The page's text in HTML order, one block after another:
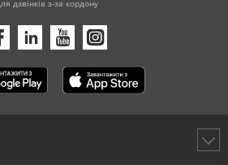
дзвінків з-за кордону